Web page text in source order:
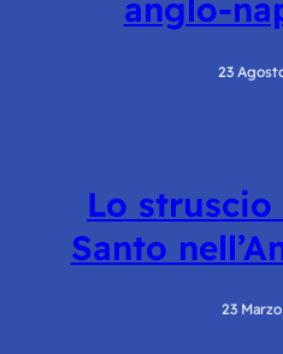
anglo-
23
Lo
Santo
23